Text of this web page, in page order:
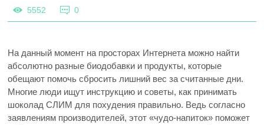
5552 0
На данный момент на просторах Интернета можно найти
абсолютно разные биодобавки и продукты, которые
обещают помочь сбросить лишний вес за считанные дни.
Многие люди ищут инструкцию и советы, как принимать
шоколад СЛИМ для похудения правильно. Ведь согласно
заявлениям производителей, этот «чудо-напиток» поможет